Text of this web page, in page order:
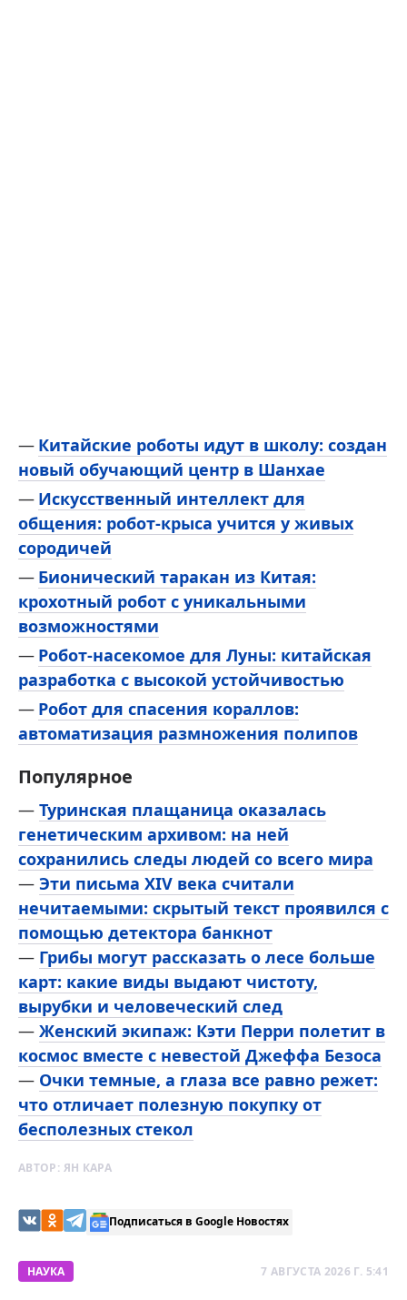
Китайские роботы идут в школу: создан
новый обучающий центр в Шанхае
Искусственный интеллект для
общения: робот-крыса учится у живых
сородичей
Бионический таракан из Китая:
крохотный робот с уникальными
возможностями
Робот-насекомое для Луны: китайская
разработка с высокой устойчивостью
Робот для спасения кораллов:
автоматизация размножения полипов
Популярное
— Туринская плащаница оказалась
генетическим архивом: на ней
сохранились следы людей со всего мира
— Эти письма XIV века считали
нечитаемыми: скрытый текст проявился с
помощью детектора банкнот
— Грибы могут рассказать о лесе больше
карт: какие виды выдают чистоту,
вырубки и человеческий след
— Женский экипаж: Кэти Перри полетит в
космос вместе с невестой Джеффа Безоса
— Очки темные, а глаза все равно режет:
что отличает полезную покупку от
бесполезных стекол
АВТОР: ЯН КАРА
Подписаться в Google Новостях
НАУКА 7 АВГУСТА 2026 Г. 5:41